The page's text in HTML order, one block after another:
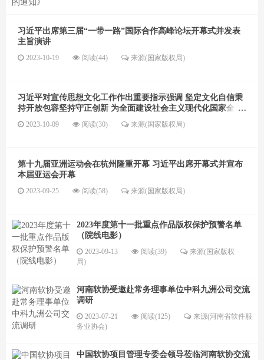
习近平出席第三届“一带一路”国际合作高峰论坛开幕式并发表
主旨演讲
2023-10-19 阅读(44) 来源(国家版权局)
习近平对宣传思想文化工作作出重要指示强调 坚定文化自信秉
持开放包容坚持守正创新 为全面建设社会主义现代化国家全面
推进中华民族伟大复兴提供坚强思想保证强大精神力量有利文
化条件 蔡奇出席全国宣传思想
2023-10-09 阅读(30) 来源(国家版权局)
第十九届亚洲运动会在杭州隆重开幕 习近平出席开幕式并宣布
本届亚运会开幕
2023-09-25 阅读(58) 来源(国家版权局)
2023年度第十一批重点作品版权保护预警名单
（院线电影）
2023-09-13 阅读(39)
来源(国家版权
局)
河南软协受邀赴常务理事单位中科九洲公司交流
调研
2023-07-21 阅读(125)
来源(河南省软件服
务业协会)
中国软协项目管理专委会领导莅临河南软协交流